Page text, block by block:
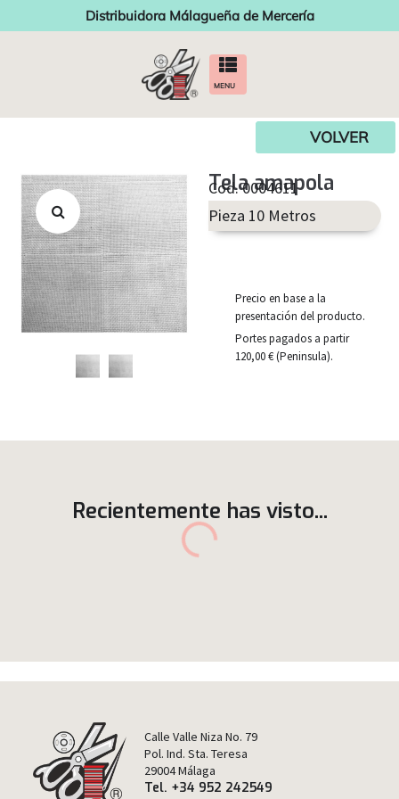
Distribuidora Málagueña de Mercería
MENU
VOLVER
Tela amapola
Cod. 0004611
Pieza 10 Metros
Precio en base a la
presentación del producto.
Portes pagados a partir
120,00 € (Peninsula).
Recientemente has visto...
Calle Valle Niza No. 79
Pol. Ind. Sta. Teresa
29004 Málaga
Tel. +34 952 242549